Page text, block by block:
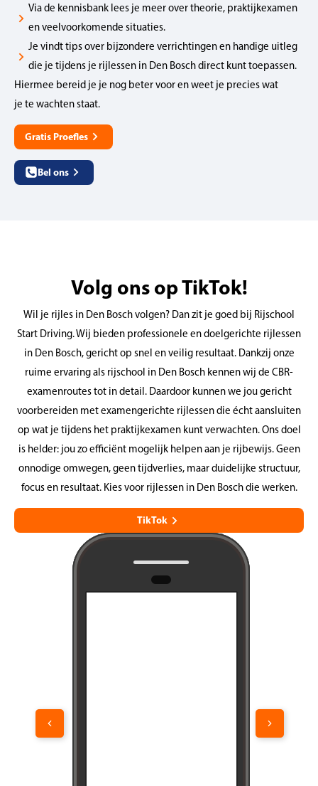
Via de kennisbank lees je meer over theorie, praktijkexamen
en veelvoorkomende situaties.
Je vindt tips over bijzondere verrichtingen en handige uitleg
die je tijdens je rijlessen in Den Bosch direct kunt toepassen.
Hiermee bereid je je nog beter voor en weet je precies wat
je te wachten staat.
Gratis Proefles
Bel ons
Volg ons op TikTok!
Wil je rijles in Den Bosch volgen? Dan zit je goed bij Rijschool
Start Driving. Wij bieden professionele en doelgerichte rijlessen
in Den Bosch, gericht op snel en veilig resultaat. Dankzij onze
ruime ervaring als rijschool in Den Bosch kennen wij de CBR-
examenroutes tot in detail. Daardoor kunnen we jou gericht
voorbereiden met examengerichte rijlessen die écht aansluiten
op wat je tijdens het praktijkexamen kunt verwachten. Ons doel
is helder: jou zo efficiënt mogelijk helpen aan je rijbewijs. Geen
onnodige omwegen, geen tijdverlies, maar duidelijke structuur,
focus en resultaat. Kies voor rijlessen in Den Bosch die werken.
TikTok